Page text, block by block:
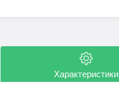
Характеристики